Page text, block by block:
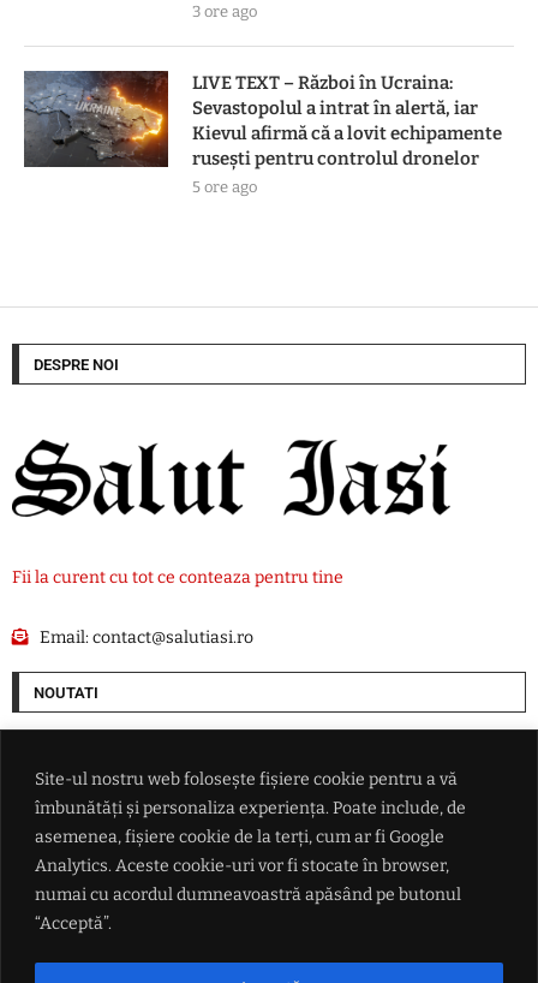
Site-ul nostru web folosește fișiere cookie pentru a vă
îmbunătăți și personaliza experiența. Poate include, de
asemenea, fișiere cookie de la terți, cum ar fi Google
Analytics. Aceste cookie-uri vor fi stocate în browser,
numai cu acordul dumneavoastră apăsând pe butonul
“Acceptă”.
3 ore ago
LIVE TEXT – Război în Ucraina:
Sevastopolul a intrat în alertă, iar
Kievul afirmă că a lovit echipamente
rusești pentru controlul dronelor
5 ore ago
DESPRE NOI
Fii la curent cu tot ce conteaza pentru tine
Email:contact@salutiasi.ro
NOUTATI
ce refuză categoric
Conflictul din Marea Neagră scapă de sub control: măsura radicală
luată de Ankara după ce două nave au fost lovite de drone
Echipa de handbal feminin CSM Bucureşti a câştigat Cupa Dunărea